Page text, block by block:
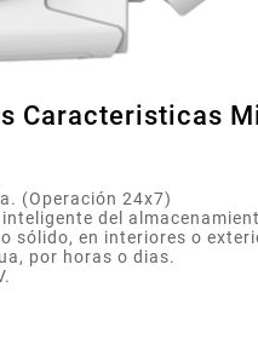
Caracteristicas
(Operación 24x7)
del
sólido, en interiores o
por horas o dias.